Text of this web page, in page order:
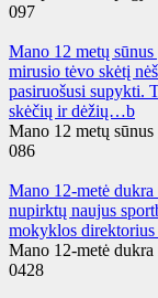
097
Mano 12 metų
mirusio tėvo skėtį
pasiruošusi supykti.
skėčių ir dėžių…b
Mano 12 metų
086
Mano 12-metė
nupirktų naujus
mokyklos
Mano 12-metė
0428